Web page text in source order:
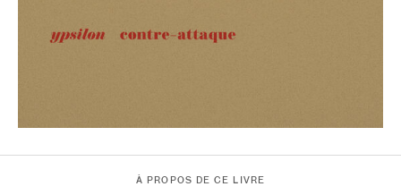
À PROPOS DE CE LIVRE